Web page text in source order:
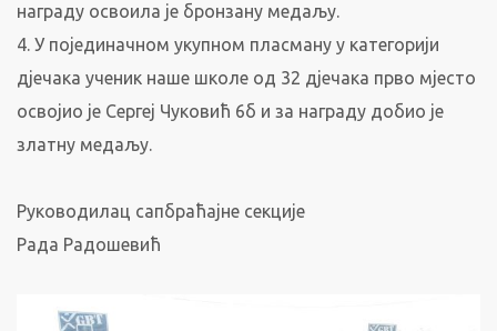
награду освоила је бронзану медаљу.
4. У појединачном укупном пласману у категорији
дјечака ученик наше школе од 32 дјечака прво мјесто
освојио је Сергеј Чуковић 6б и за награду добио је
златну медаљу.
Руководилац сапбраћајне секције
Рада Радошевић